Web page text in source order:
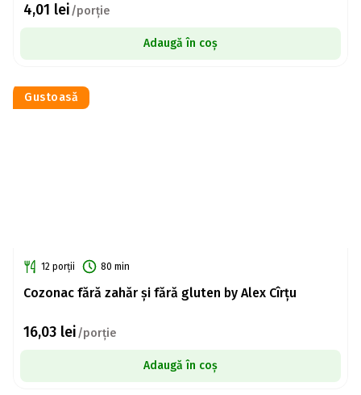
4,01 lei/porție
Adaugă în coș
Gustoasă
12 porții 80 min
Cozonac fără zahăr și fără gluten by Alex Cîrțu
16,03 lei/porție
Adaugă în coș